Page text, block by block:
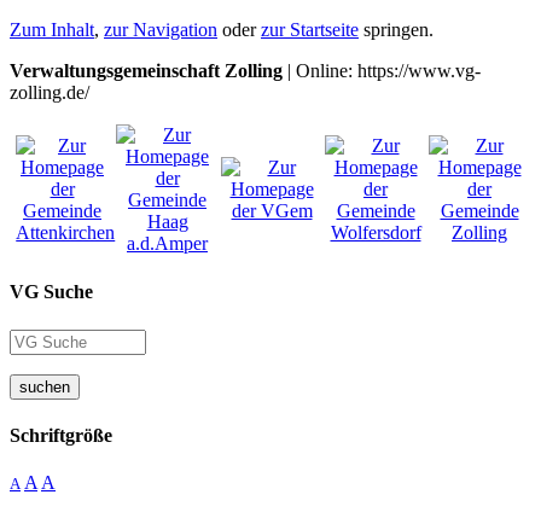
Zum Inhalt, zur Navigation oderzur Startseite springen.
Verwaltungsgemeinschaft Zolling | Online: https://www.vg-
zolling.de/
VG Suche
suchen
Schriftgröße
A A A